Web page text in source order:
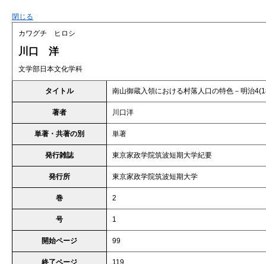
閉じる
カワグチ ヒロシ
川口 洋
文学部日本文化学科
タイトル 南山御蔵入領における村落人口の特色－明治
著者 川口洋
単著・共著の別 単著
発行雑誌 東京家政学院筑波短期大学紀要
発行所 東京家政学院筑波短期大学
巻 2
号 1
開始ページ 99
終了ページ 119